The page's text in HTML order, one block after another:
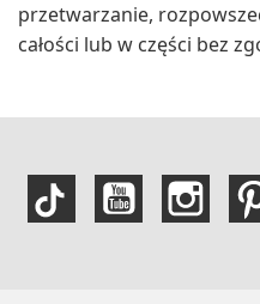
przetwarzanie,
całości lub w części bez